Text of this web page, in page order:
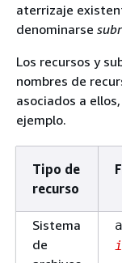
aterrizaje
denominarse
Los recursos y
nombres de
asociados a
ejemplo.
Tipo de
recurso
Sistema
de